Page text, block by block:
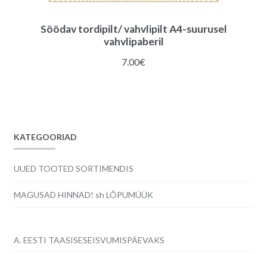
Söödav tordipilt/ vahvlipilt A4-suurusel
vahvlipaberil
7.00€
KATEGOORIAD
UUED TOOTED SORTIMENDIS
MAGUSAD HINNAD! sh LÕPUMÜÜK
A. EESTI TAASISESEISVUMISPÄEVAKS